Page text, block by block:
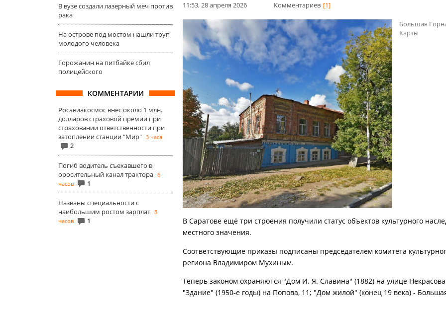
В вузе создали лазерный меч против
рака
На острове под мостом нашли труп
молодого человека
Горожанин на питбайке сбил
полицейского
КОММЕНТАРИИ
Росавиакосмос внес около 1 млн.
долларов страховой премии при
страховании ответственности при
затоплении станции "Мир" 3 часа
2
Погиб водитель съехавшего в
оросительный канал трактора 6
часов
1
Названы специальности с
наибольшим ростом зарплат 8
часов
1
11:53, 28 апреля 2026 Комментариев [1]
Большая
Карты
В Саратове ещё три строения получили статус объектов культурного
местного значения.
Соответствующие приказы подписаны председателем комитета
региона Владимиром Мухиным.
Теперь законом охраняются "Дом И. Я. Славина" (1882) на улице
"Здание" (1950-е годы) на Попова, 11; "Дом жилой" (конец 19 века) -